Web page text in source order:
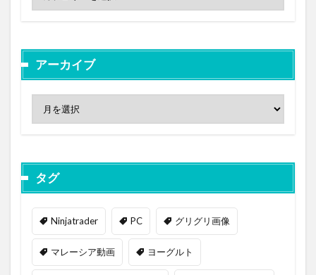
アーカイブ
タグ
Ninjatrader PC グリグリ画像
マレーシア動画 ヨーグルト